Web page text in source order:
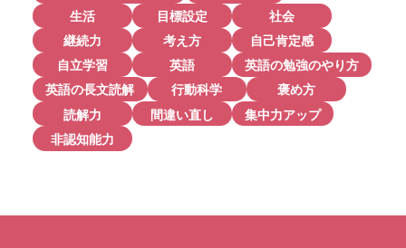
生活
目標設定
社会
継続力
考え方
自己肯定感
自立学習
英語
英語の勉強のやり方
英語の長文読解
行動科学
褒め方
読解力
間違い直し
集中力アップ
非認知能力